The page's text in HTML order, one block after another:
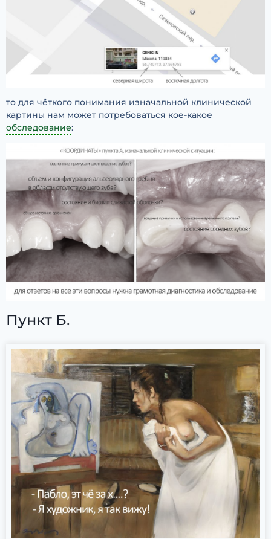
то для чёткого понимания изначальной клинической
картины нам может потребоваться кое-какое
обследование:
Пункт Б.